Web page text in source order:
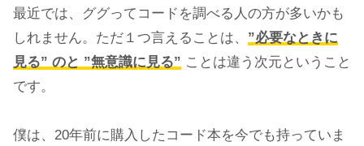
最近では、ググってコードを調べる人の方が多いかも
しれません。ただ１つ言えることは、 ”必要なときに
見る” のと ”無意識に見る” ことは違う次元ということ
です。
僕は、20年前に購入したコード本を今でも持っていま